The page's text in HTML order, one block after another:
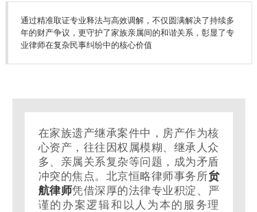
通过精准取证专业释法与高效调解，不仅圆满解决了持续多
年的财产争议，更守护了家族亲属间的和谐关系，彰显了专
业律师在复杂民事纠纷中的核心价值
在家族遗产继承案件中，房产作为核
心资产，往往因权属模糊、继承人众
多、亲属关系复杂等问题，成为矛盾
冲突的焦点。北京恒略律师事务所贠
航律师凭借深厚的法律专业积淀、严
谨的办案逻辑和以人为本的服务理